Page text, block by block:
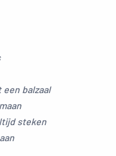
balzaal
steken